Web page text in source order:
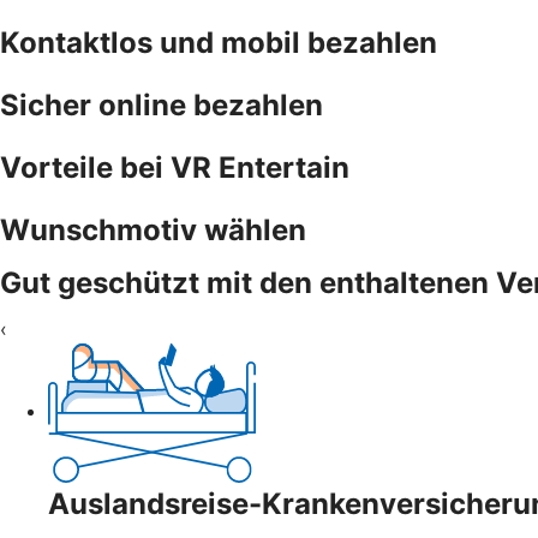
Kontaktlos und mobil bezahlen
Sicher online bezahlen
Vorteile bei VR Entertain
Wunschmotiv wählen
Gut geschützt mit den enthaltenen
‹
Auslandsreise-